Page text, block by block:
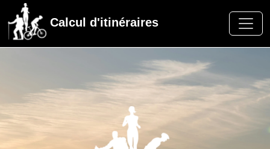
Calcul d'itinéraires